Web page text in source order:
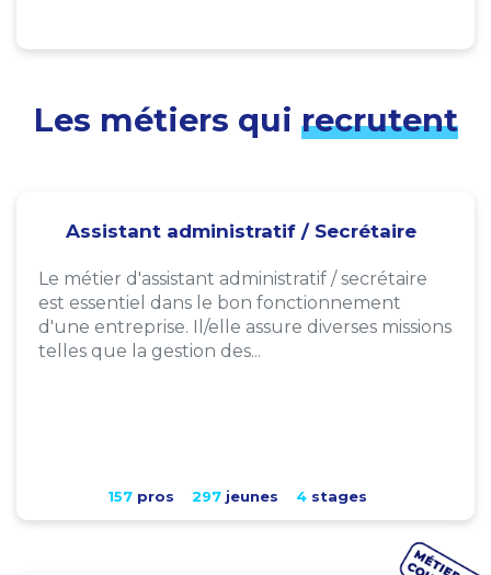
Les métiers qui recrutent
Assistant administratif / Secrétaire
Le métier d'assistant administratif / secrétaire
est essentiel dans le bon fonctionnement
d'une entreprise. Il/elle assure diverses missions
telles que la gestion des...
157pros 297jeunes 4stages